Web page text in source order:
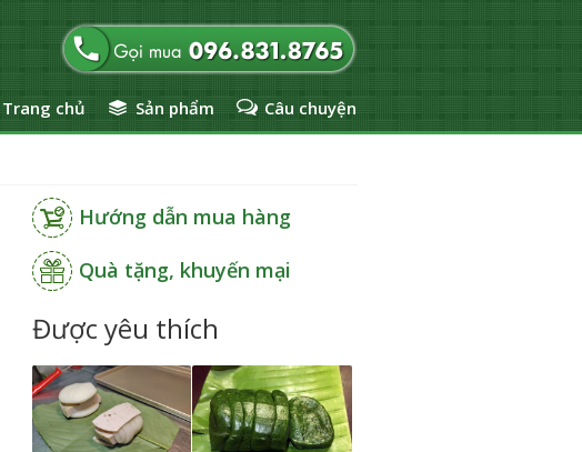
Trang chủ Sản phẩm Câu chuyện
Hướng dẫn mua hàng
Quà tặng, khuyến mại
Được yêu thích